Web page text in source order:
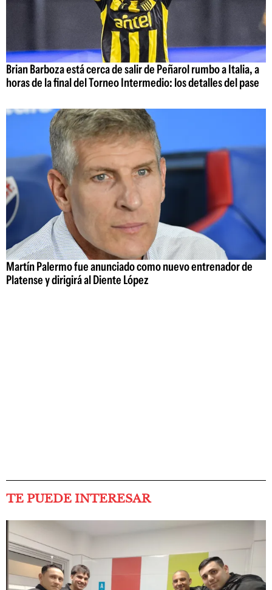
Brian Barboza está cerca de salir de Peñarol rumbo a Italia, a
horas de la final del Torneo Intermedio: los detalles del pase
Martín Palermo fue anunciado como nuevo entrenador de
Platense y dirigirá al Diente López
TE PUEDE INTERESAR